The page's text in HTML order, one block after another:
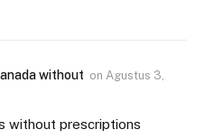
without on Agustus 3,
without prescriptions